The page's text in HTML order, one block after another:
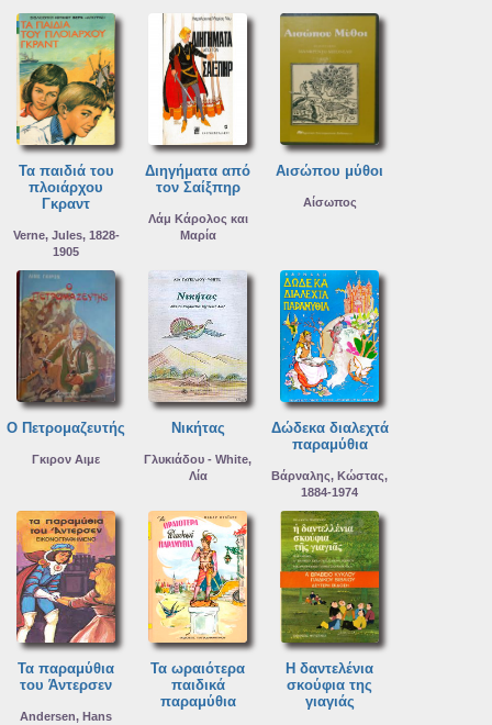
Τα παιδιά του
πλοιάρχου
Γκραντ
Verne, Jules, 1828-
1905
Διηγήματα από
τον Σαίξπηρ
Λάμ Κάρολος και
Μαρία
Αισώπου μύθοι
Αίσωπος
Ο Πετρομαζευτής
Γκιρον Αιμε
Νικήτας
Γλυκιάδου - White,
Λία
Δώδεκα διαλεχτά
παραμύθια
Βάρναλης, Κώστας,
1884-1974
Τα παραμύθια
του Άντερσεν
Andersen, Hans
Τα ωραιότερα
παιδικά
παραμύθια
Η δαντελένια
σκούφια της
γιαγιάς